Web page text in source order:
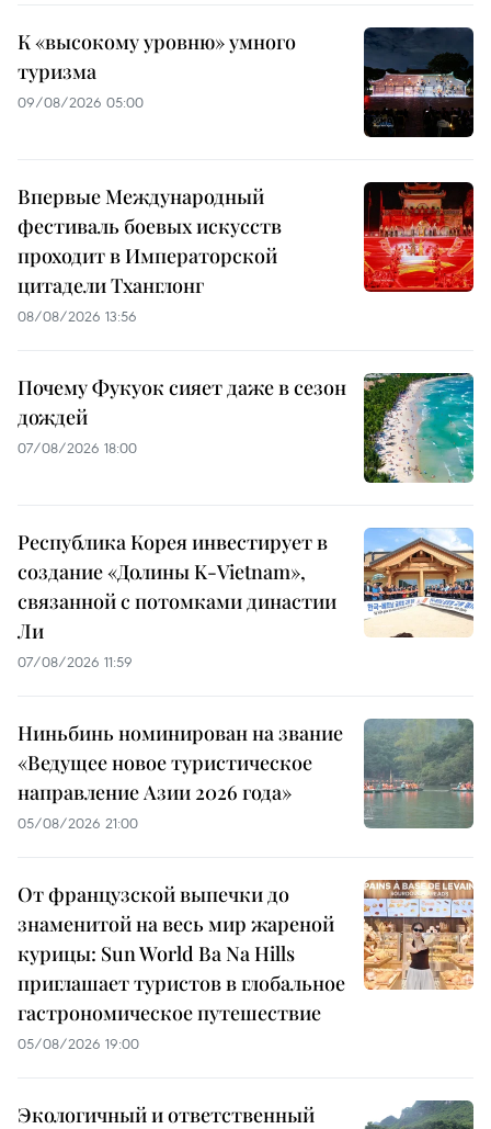
К «высокому уровню» умного
туризма
09/08/2026 05:00
Впервые Международный
фестиваль боевых искусств
проходит в Императорской
цитадели Тханглонг
08/08/2026 13:56
Почему Фукуок сияет даже в сезон
дождей
07/08/2026 18:00
Республика Корея инвестирует в
создание «Долины K-Vietnam»,
связанной с потомками династии
Ли
07/08/2026 11:59
Ниньбинь номинирован на звание
«Ведущее новое туристическое
направление Азии 2026 года»
05/08/2026 21:00
От французской выпечки до
знаменитой на весь мир жареной
курицы: Sun World Ba Na Hills
приглашает туристов в глобальное
гастрономическое путешествие
05/08/2026 19:00
Экологичный и ответственный